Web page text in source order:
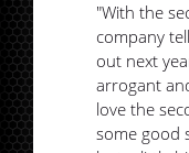
"With the
company
out next
arrogant
love the
some good